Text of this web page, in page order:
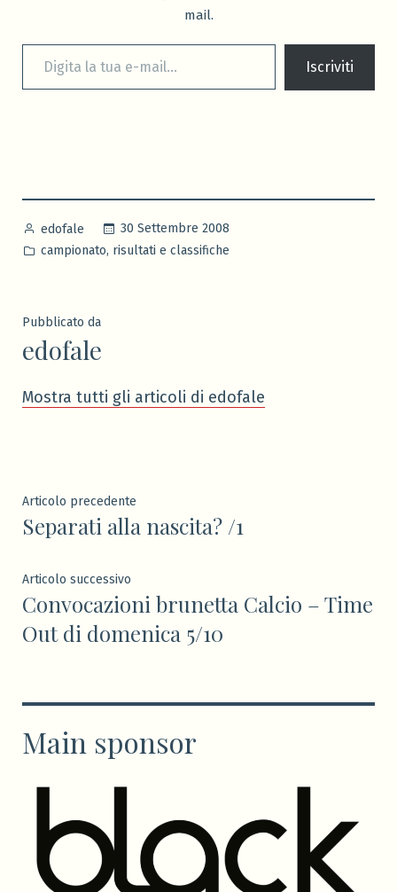
mail.
Digita la tua e-mail...
Iscriviti
Pubblicato
da
edofale
30 Settembre 2008
Pubblicato
campionato, risultati e classifiche
Pubblicato da
edofale
Mostra tutti gli articoli di edofale
Navigazione
articoli
Articolo precedente
precedente:
Separati alla nascita? /1
Articolo successivo
successivo:
Convocazioni brunetta Calcio – Time
Out di domenica 5/10
Main sponsor